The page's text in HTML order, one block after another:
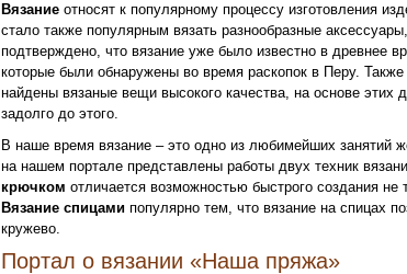
Вязание относят к популярному процессу изготовления
стало также популярным вязать разнообразные
подтверждено, что вязание уже было известно в древнее
которые были обнаружены во время раскопок в Перу.
найдены вязаные вещи высокого качества, на основе этих
задолго до этого.
В наше время вязание – это одно из любимейших занятий
на нашем портале представлены работы двух техник
крючком отличается возможностью быстрого создания
Вязание спицами популярно тем, что вязание на спицах
кружево.
Портал о вязании «Наша пряжа»